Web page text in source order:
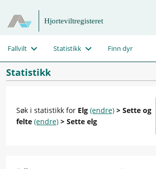
Hjorteviltregisteret
Fallvilt Statistikk Finn dyr
Statistikk
Søk i statistikk for Elg (endre) > Sette og
felte (endre) > Sette elg